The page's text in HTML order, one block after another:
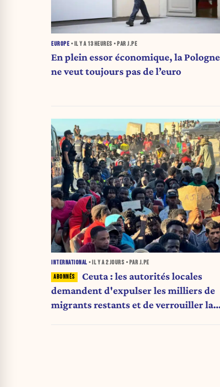
EUROPE • IL Y A 13 HEURES • PAR J.PE
En plein essor économique, la Pologne
ne veut toujours pas de l’euro
INTERNATIONAL • IL Y A2 JOURS • PAR J.PE
Ceuta : les autorités locales
demandent d'expulser les milliers de
migrants restants et de verrouiller la